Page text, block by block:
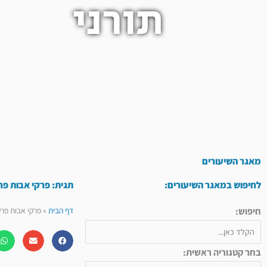
תורני
מאגר השיעורים
לחיפוש במאגר השיעורים:
חיפוש:
בחר קטגוריה ראשית:
תגית: פרקי אבות
דף הבית»פרקי אבות